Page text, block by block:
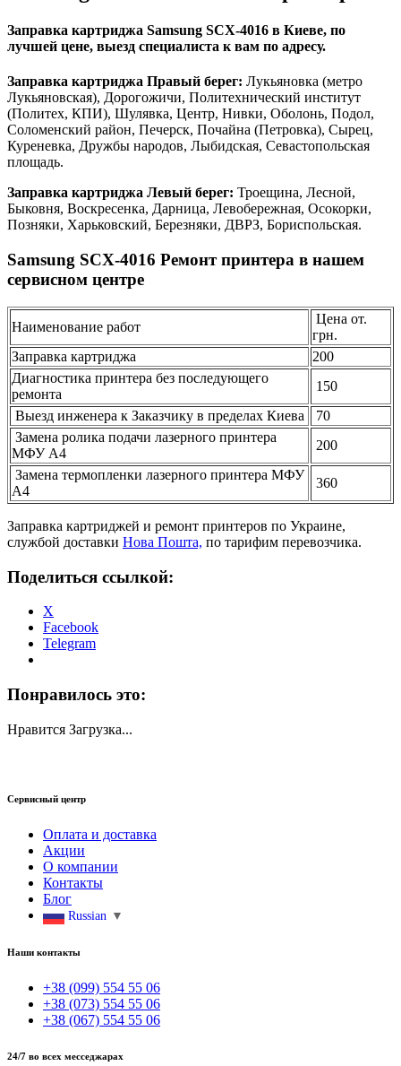
Заправка картриджа Samsung SCX-4016 в Киеве, по
лучшей цене, выезд специалиста к вам по адресу.
Заправка картриджа Правый берег: Лукьяновка (метро
Лукьяновская), Дорогожичи, Политехнический институт
(Политех, КПИ), Шулявка, Центр, Нивки, Оболонь, Подол,
Соломенский район, Печерск, Почайна (Петровка), Сырец,
Куреневка, Дружбы народов, Лыбидская, Севастопольская
площадь.
Заправка картриджа Левый берег: Троещина, Лесной,
Быковня, Воскресенка, Дарница, Левобережная, Осокорки,
Позняки, Харьковский, Березняки, ДВРЗ, Бориспольская.
Samsung SCX-4016 Ремонт принтера в нашем
сервисном центре
Наименование работ
Цена от.
грн.
Заправка картриджа
200
Диагностика принтера без последующего
ремонта
150
Выезд инженера к Заказчику в пределах Киева
70
Замена ролика подачи лазерного принтера
МФУ А4
200
Замена термопленки лазерного принтера МФУ
А4
360
Заправка картриджей и ремонт принтеров по Украине,
службой доставки Нова Пошта, по тарифим перевозчика.
Поделиться ссылкой:
X
Facebook
Telegram
Понравилось это:
Нравится Загрузка...
Сервисный центр
Оплата и доставка
Акции
О компании
Контакты
Блог
Russian ▼
Наши контакты
+38 (099) 554 55 06
+38 (073) 554 55 06
+38 (067) 554 55 06
24/7 во всех месседжарах